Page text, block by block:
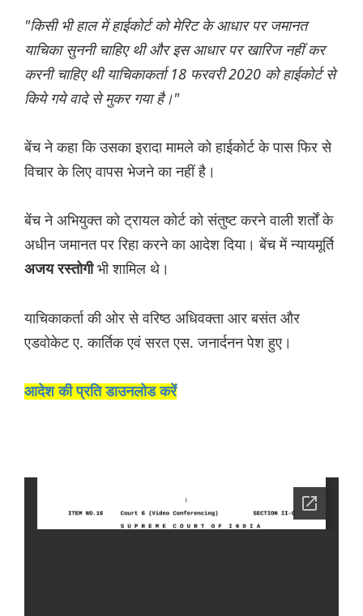
"किसी भी हाल में हाईकोर्ट को मेरिट के आधार पर जमानत
याचिका सुननी चाहिए थी और इस आधार पर खारिज नहीं कर
करनी चाहिए थी याचिकाकर्ता 18 फरवरी 2020 को हाईकोर्ट से
किये गये वादे से मुकर गया है।"
बेंच ने कहा कि उसका इरादा मामले को हाईकोर्ट के पास फिर से
विचार के लिए वापस भेजने का नहीं है।
बेंच ने अभियुक्त को ट्रायल कोर्ट को संतुष्ट करने वाली शर्तों के
अधीन जमानत पर रिहा करने का आदेश दिया। बेंच में न्यायमूर्ति
अजय रस्तोगीभी शामिल थे।
याचिकाकर्ता की ओर से वरिष्ठ अधिवक्ता आर बसंत और
एडवोकेट ए. कार्तिक एवं सरत एस. जनार्दनन पेश हुए।
आदेश की प्रति डाउनलोड करें